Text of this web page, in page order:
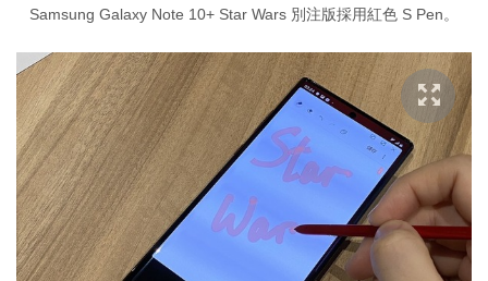
Samsung Galaxy Note 10+ Star Wars 別注版採用紅色 S Pen。